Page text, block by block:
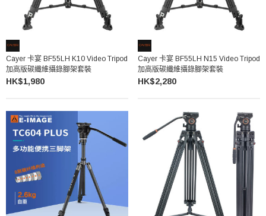
Cayer 卡宴 BF55LH K10 Video Tripod
加高版碳纖維攝錄腳架套裝
HK$1,980
Cayer 卡宴 BF55LH N15 Video Tripod
加高版碳纖維攝錄腳架套裝
HK$2,280